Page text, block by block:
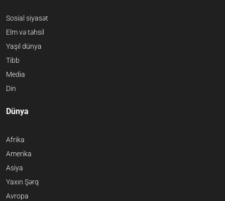
Sosial siyasət
Elm və təhsil
Yaşıl dünya
Tibb
Media
Din
Dünya
Afrika
Amerika
Asiya
Yaxın Şərq
Avropa